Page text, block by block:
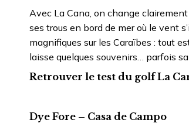
Avec La Cana, on change
ses trous en bord de mer où le vent
magnifiques sur les Caraïbes : tout
laisse quelques souvenirs… parfois
Retrouver le test du golf La
Dye Fore – Casa de Campo